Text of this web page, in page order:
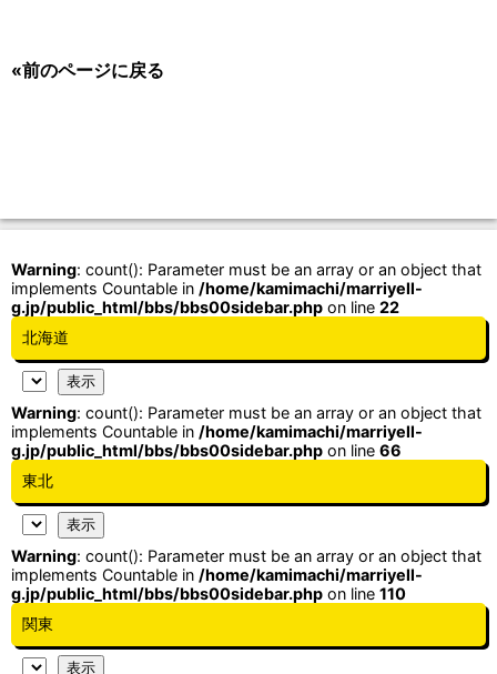
«前のページに戻る
Warning: count(): Parameter must be an array or an object that
implements Countable in /home/kamimachi/marriyell-
g.jp/public_html/bbs/bbs00sidebar.php on line 22
北海道
Warning: count(): Parameter must be an array or an object that
implements Countable in /home/kamimachi/marriyell-
g.jp/public_html/bbs/bbs00sidebar.php on line 66
東北
Warning: count(): Parameter must be an array or an object that
implements Countable in /home/kamimachi/marriyell-
g.jp/public_html/bbs/bbs00sidebar.php on line 110
関東